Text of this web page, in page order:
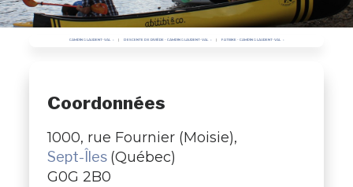
CAMPING LAURENT-VAL DESCENTE DE RIVIÈRE - CAMPING LAURENT-VAL FATBIKE - CAMPING LAURENT-VAL
Coordonnées
1000, rue Fournier (Moisie),
Sept-Îles (Québec)
G0G 2B0